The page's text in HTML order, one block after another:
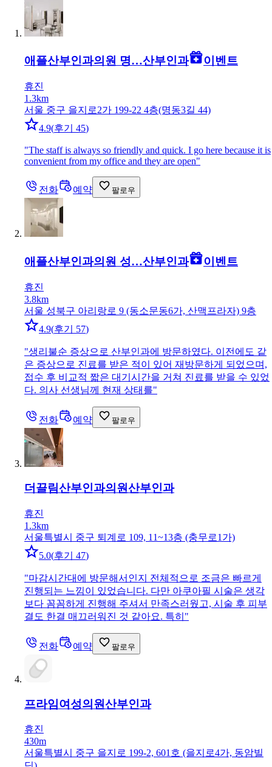
애플산부인과의원 명…산부인과 이벤트
휴진
1.3km
서울 중구 을지로2가 199-22 4층(명동3길 44)
4.9(후기 45)
"The staff is always so friendly and quick. I go here because it is
convenient from my office and they are open"
전화 예약 팔로우
애플산부인과의원 성…산부인과 이벤트
휴진
3.8km
서울 성북구 아리랑로 9 (동소문동6가, 산맥프라자) 9층
4.9(후기 57)
"생리불순 증상으로 산부인과에 방문하였다. 이전에도 같
은 증상으로 진료를 받은 적이 있어 재방문하게 되었으며,
접수 후 비교적 짧은 대기시간을 거쳐 진료를 받을 수 있었
다. 의사 선생님께 현재 상태를"
전화 예약 팔로우
더끌림산부인과의원산부인과
휴진
1.3km
서울특별시 중구 퇴계로 109, 11~13층 (충무로1가)
5.0(후기 47)
"마감시간대에 방문해서인지 전체적으로 조금은 빠르게
진행되는 느낌이 있었습니다. 다만 아쿠아필 시술은 생각
보다 꼼꼼하게 진행해 주셔서 만족스러웠고, 시술 후 피부
결도 한결 매끄러워진 것 같아요. 특히 "
전화 예약 팔로우
프라임여성의원산부인과
휴진
430m
서울특별시 중구 을지로 199-2, 601호 (을지로4가, 동암빌